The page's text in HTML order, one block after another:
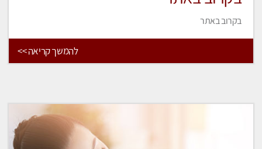
בקרוב באתר
להמשך קריאה >>